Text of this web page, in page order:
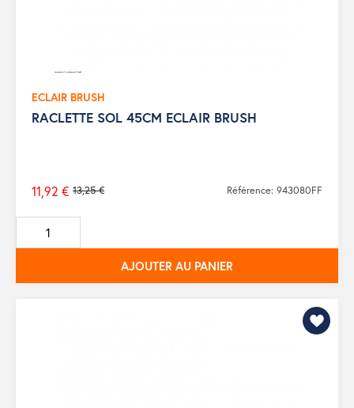
ECLAIR BRUSH
RACLETTE SOL 45CM ECLAIR BRUSH
Prix
de
base
13,25 €
11,92 € Référence: 943080FF
AJOUTER AU PANIER